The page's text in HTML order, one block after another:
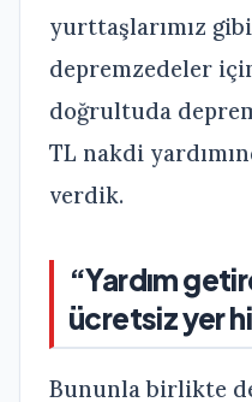
yurttaşlarımız
depremzedeler
doğrultuda
TL nakdi
verdik.
“Yardım
ücretsiz yer
Bununla birlikte